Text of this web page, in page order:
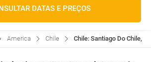
DATAS E PREÇOS
America Chile Chile: Santiago Do Chile,